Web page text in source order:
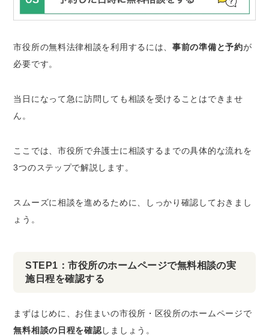
市役所の無料法律相談を利用するには、事前の準備と予約が
必要です。
当日になって急に訪問しても相談を受けることはできませ
ん。
ここでは、市役所で弁護士に相談するまでの具体的な流れを
3つのステップで解説します。
スムーズに相談を進めるために、しっかり確認しておきまし
ょう。
STEP1：市役所のホームページで無料相談の実
施日程を確認する
まずはじめに、お住まいの市役所・区役所のホームページで
無料相談の日程を確認しましょう。